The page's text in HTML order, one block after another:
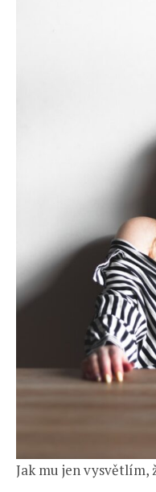
Jak mu jen vysvětlím,